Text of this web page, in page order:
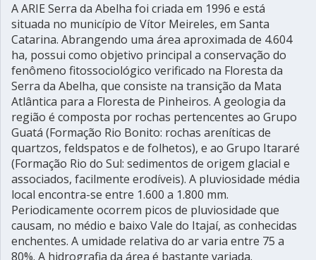
A ARIE Serra da Abelha foi criada em 1996 e está
situada no município de Vítor Meireles, em Santa
Catarina. Abrangendo uma área aproximada de 4.604
ha, possui como objetivo principal a conservação do
fenômeno fitossociológico verificado na Floresta da
Serra da Abelha, que consiste na transição da Mata
Atlântica para a Floresta de Pinheiros. A geologia da
região é composta por rochas pertencentes ao Grupo
Guatá (Formação Rio Bonito: rochas areníticas de
quartzos, feldspatos e de folhetos), e ao Grupo Itararé
(Formação Rio do Sul: sedimentos de origem glacial e
associados, facilmente erodíveis). A pluviosidade média
local encontra-se entre 1.600 a 1.800 mm.
Periodicamente ocorrem picos de pluviosidade que
causam, no médio e baixo Vale do Itajaí, as conhecidas
enchentes. A umidade relativa do ar varia entre 75 a
80%. A hidrografia da área é bastante variada.